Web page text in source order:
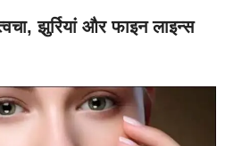
झुर्रियां और फाइन लाइन्स